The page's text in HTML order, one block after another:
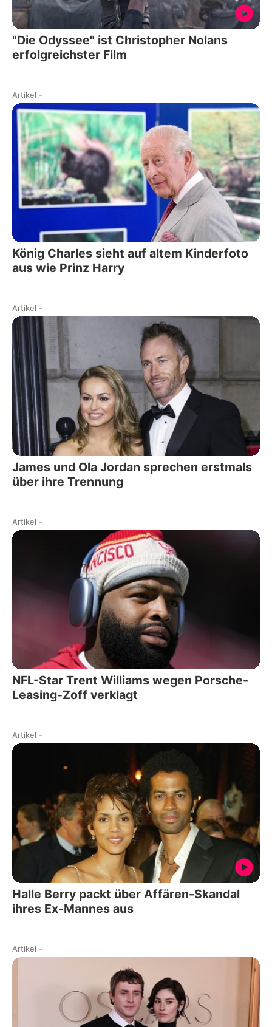
"Die Odyssee" ist Christopher Nolans
erfolgreichster Film
Artikel -
König Charles sieht auf altem Kinderfoto
aus wie Prinz Harry
Artikel -
James und Ola Jordan sprechen erstmals
über ihre Trennung
Artikel -
NFL-Star Trent Williams wegen Porsche-
Leasing-Zoff verklagt
Artikel -
Halle Berry packt über Affären-Skandal
ihres Ex-Mannes aus
Artikel -